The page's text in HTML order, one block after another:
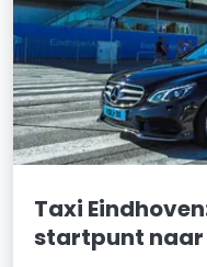
Taxi
startpunt naar